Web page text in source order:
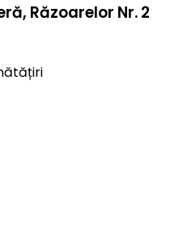
, Răzoarelor Nr. 2